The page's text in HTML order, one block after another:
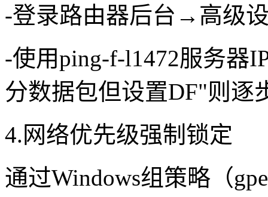
-登录路由器后台→高级
-使用ping-f-l1472服务器
分数据包但设置DF"则逐
4.网络优先级强制锁定
通过Windows组策略（